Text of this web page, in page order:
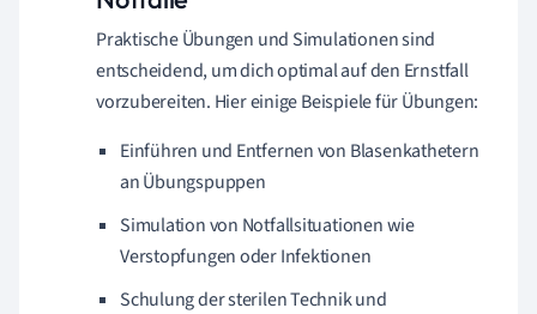
Praktische Übungen und Simulationen sind
entscheidend, um dich optimal auf den Ernstfall
vorzubereiten. Hier einige Beispiele für Übungen:
Einführen und Entfernen von Blasenkathetern
an Übungspuppen
Simulation von Notfallsituationen wie
Verstopfungen oder Infektionen
Schulung der sterilen Technik und